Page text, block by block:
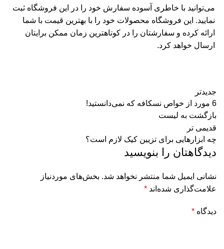
می‌توانید با خاطری آسوده سفارش خود را در این فروشگاه ثبت
نمایید. این فروشگاه محصولات خود را با بهترین قیمت با شما
ارائه کرده و سفارشتان را در کوتاهترین زمان ممکن برایتان
ارسال خواهد کرد.
جدیدتر
6 مورد از خواص نسکافه که نمی‌دانستید!
بازگشت به لیست
قدیمی تر
چه ابزارهایی برای تزیین کیک لازم است؟
دیدگاهتان را بنویسید
نشانی ایمیل شما منتشر نخواهد شد. بخش‌های موردنیاز
علامت‌گذاری شده‌اند *
دیدگاه *